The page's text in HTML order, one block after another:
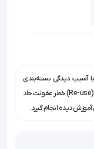
آسیب دیدگی بسته‌بندی
استفاده نشود. یکبار مصرف است و استفاده مجدد (Re-use) خطر عفونت حاد
آموزش دیده انجام گیرد.